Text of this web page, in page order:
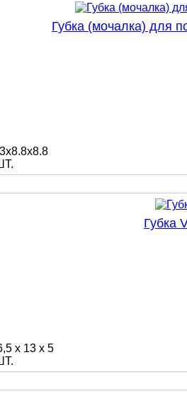
Губка (мочалка) для
Губка
х 13 х 5